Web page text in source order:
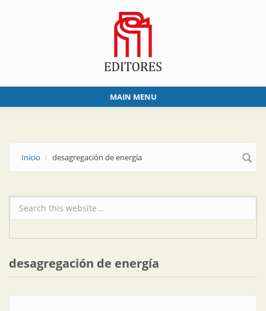
MAIN MENU
Inicio desagregación de energía
Formulario de búsqueda
desagregación de energía